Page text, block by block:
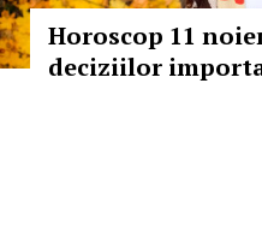
Horoscop 11
deciziilor